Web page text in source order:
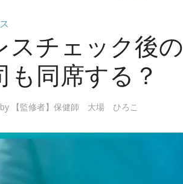
スチェック後の
同席する？
by 【監修者】保健師 大場 ひろこ